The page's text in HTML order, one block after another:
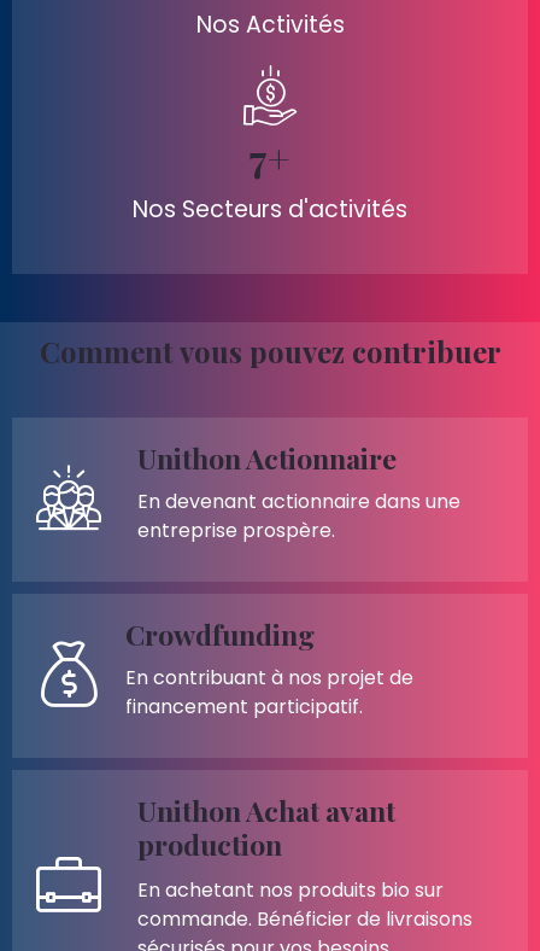
Nos Activités
Nos Secteurs d'activités​​
7+
Comment vous pouvez contribuer
Unithon Actionnaire
En devenant actionnaire dans une
entreprise prospère.
Crowdfunding
En contribuant à nos projet de
financement participatif.
Unithon Achat avant
production
En achetant nos produits bio sur
commande. Bénéficier de livraisons